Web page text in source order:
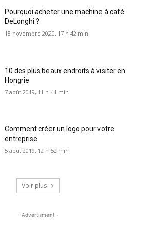
Pourquoi acheter une machine à café
DeLonghi ?
18 novembre 2020, 17 h 42 min
10 des plus beaux endroits à visiter en
Hongrie
7 août 2019, 11 h 41 min
Comment créer un logo pour votre
entreprise
5 août 2019, 12 h 52 min
Voir plus
- Advertisment -